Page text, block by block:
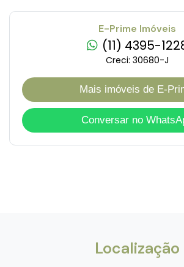
E-Prime Imóveis
(11) 4395-
Creci: 30680-J
Mais imóveis de E-
Conversar no
Localização